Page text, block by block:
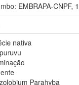
EMBRAPA-CNPF,
nativa
Parahyba